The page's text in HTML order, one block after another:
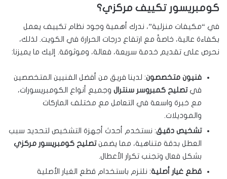
كومبريسور تكييف مركزي؟
في “مكيفات منزلية”، ندرك أهمية وجود نظام تكييف يعمل
بكفاءة عالية، خاصةً مع ارتفاع درجات الحرارة في الكويت. لذلك،
نحرص على تقديم خدمة سريعة، فعالة، وموثوقة. إليك ما يميزنا:
فنيون متخصصون: لدينا فريق من أفضل الفنيين المتخصصين
فيتصليح كمبروسر سنترال وجميع أنواع الكومبريسورات،
مع خبرة واسعة في التعامل مع مختلف الماركات
والموديلات.
تشخيص دقيق: نستخدم أحدث أجهزة التشخيص لتحديد سبب
العطل بدقة متناهية، مما يضمنتصليح كومبريسور مركزي
بشكل فعال وتجنب تكرار الأعطال.
قطع غيار أصلية: نلتزم باستخدام قطع الغيار الأصلية